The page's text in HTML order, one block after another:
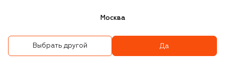
Москва
Выбрать другой Да